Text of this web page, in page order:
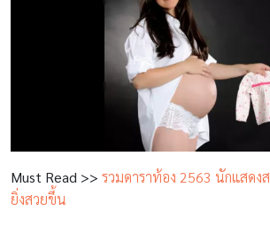
Must Read >> รวมดาราท้อง 2563 นักแสดง
ยิ่งสวยขึ้น